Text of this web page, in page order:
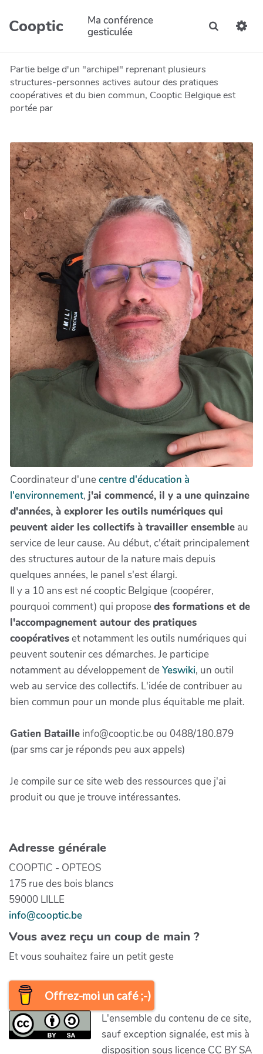
Aller au contenu principal
Cooptic
Ma conférence
gesticulée
Partie belge d'un "archipel" reprenant plusieurs
structures-personnes actives autour des pratiques
coopératives et du bien commun, Cooptic Belgique est
portée par
Coordinateur d'unecentre d'éducation à
l'environnement, j'ai commencé, il y a une quinzaine
d'années, à explorer les outils numériques qui
peuvent aider les collectifs à travailler ensemble au
service de leur cause. Au début, c'était principalement
des structures autour de la nature mais depuis
quelques années, le panel s'est élargi.
Il y a 10 ans est né cooptic Belgique (coopérer,
pourquoi comment) qui proposedes formations et de
l'accompagnement autour des pratiques
coopérativeset notamment les outils numériques qui
peuvent soutenir ces démarches. Je participe
notamment au développement deYeswiki, un outil
web au service des collectifs. L'idée de contribuer au
bien commun pour un monde plus équitable me plait.
Gatien Bataille info@cooptic.be ou 0488/180.879
(par sms car je réponds peu aux appels)
Je compile sur ce site web des ressources que j'ai
produit ou que je trouve intéressantes.
Adresse générale
COOPTIC - OPTEOS
175 rue des bois blancs
59000 LILLE
info@cooptic.be
Vous avez reçu un coup de main ?
Et vous souhaitez faire un petit geste
Offrez-moi un café ;-)
L'ensemble du contenu de ce site,
sauf exception signalée, est mis à
disposition sous licence CC BY SA